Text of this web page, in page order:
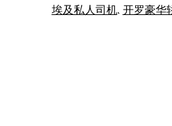
埃及私人司机،开罗豪华